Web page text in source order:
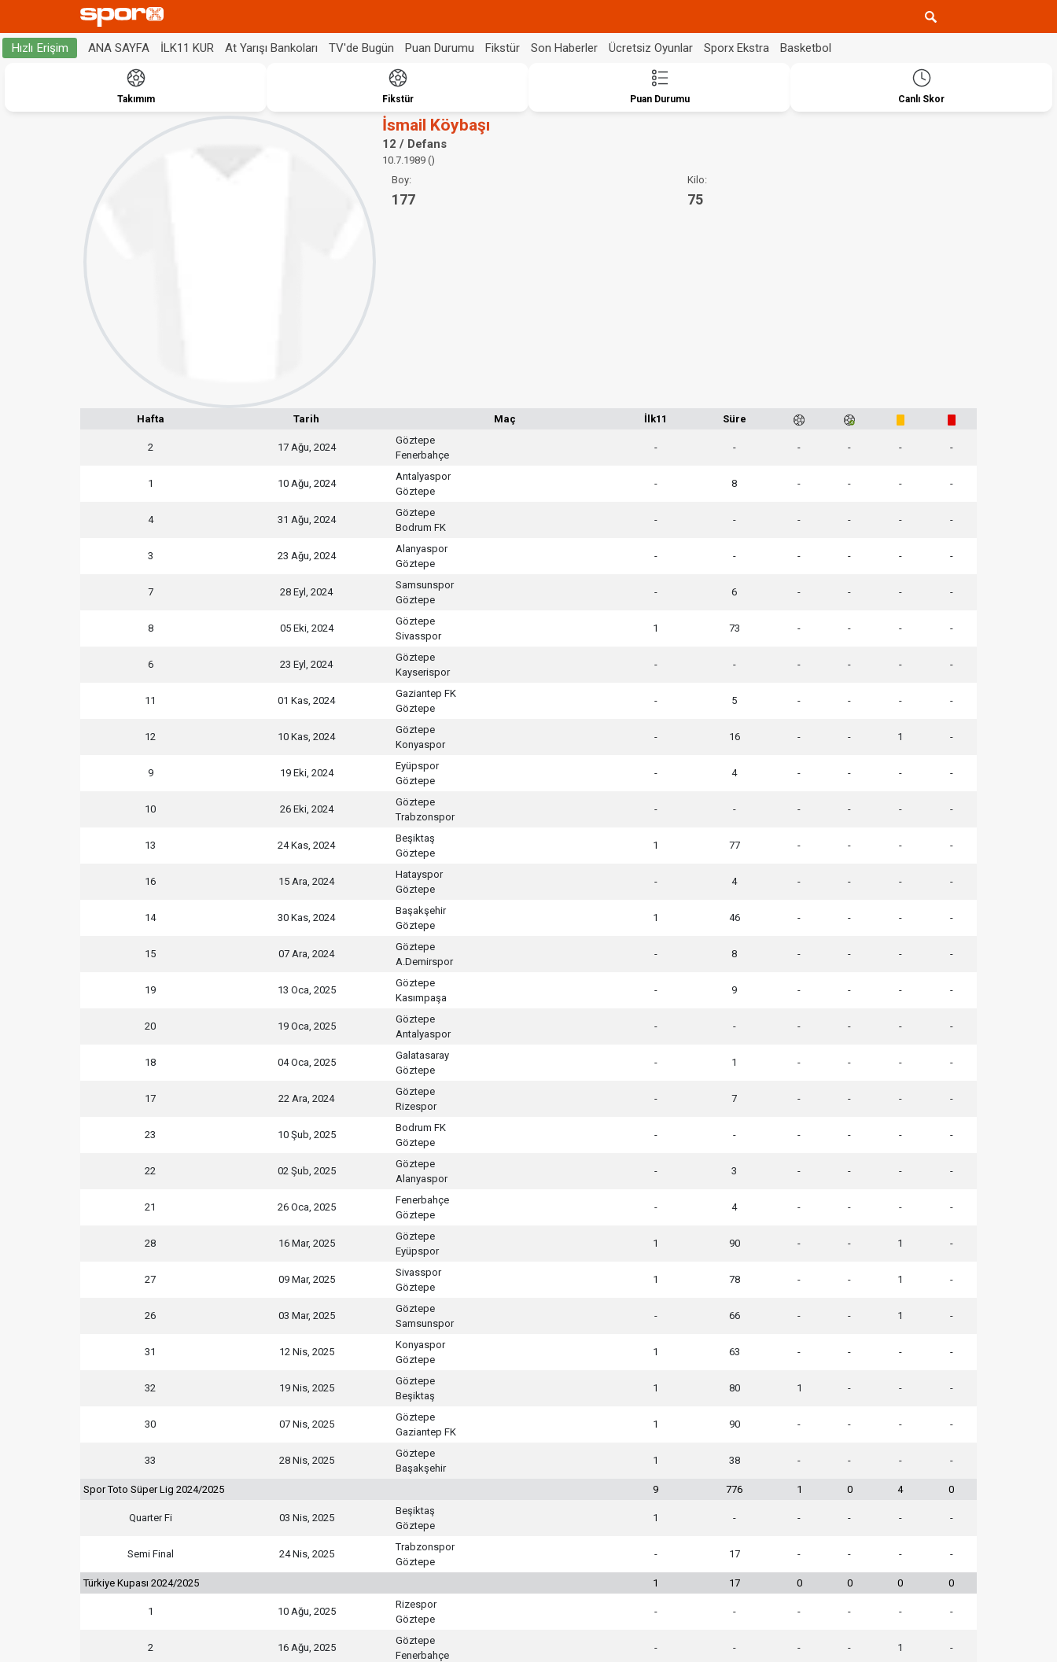
Hızlı Erişim ANA SAYFA İLK11 KUR At Yarışı Bankoları TV'de Bugün Puan Durumu Fikstür Son Haberler Ücretsiz Oyunlar Sporx Ekstra Basketbol
Takımım Fikstür Puan Durumu Canlı Skor
İsmail Köybaşı
12 / Defans
10.7.1989 ()
Boy:
177
Kilo:
75
Hafta Tarih Maç İlk11 Süre
2 17 Ağu, 2024
Göztepe
Fenerbahçe
- - - - - -
1 10 Ağu, 2024
Antalyaspor
Göztepe
- 8 - - - -
4 31 Ağu, 2024
Göztepe
Bodrum FK
- - - - - -
3 23 Ağu, 2024
Alanyaspor
Göztepe
- - - - - -
7 28 Eyl, 2024
Samsunspor
Göztepe
- 6 - - - -
8 05 Eki, 2024
Göztepe
Sivasspor
1 73 - - - -
6 23 Eyl, 2024
Göztepe
Kayserispor
- - - - - -
11 01 Kas, 2024
Gaziantep FK
Göztepe
- 5 - - - -
12 10 Kas, 2024
Göztepe
Konyaspor
- 16 - - 1 -
9 19 Eki, 2024
Eyüpspor
Göztepe
- 4 - - - -
10 26 Eki, 2024
Göztepe
Trabzonspor
- - - - - -
13 24 Kas, 2024
Beşiktaş
Göztepe
1 77 - - - -
16 15 Ara, 2024
Hatayspor
Göztepe
- 4 - - - -
14 30 Kas, 2024
Başakşehir
Göztepe
1 46 - - - -
15 07 Ara, 2024
Göztepe
A.Demirspor
- 8 - - - -
19 13 Oca, 2025
Göztepe
Kasımpaşa
- 9 - - - -
20 19 Oca, 2025
Göztepe
Antalyaspor
- - - - - -
18 04 Oca, 2025
Galatasaray
Göztepe
- 1 - - - -
17 22 Ara, 2024
Göztepe
Rizespor
- 7 - - - -
23 10 Şub, 2025
Bodrum FK
Göztepe
- - - - - -
22 02 Şub, 2025
Göztepe
Alanyaspor
- 3 - - - -
21 26 Oca, 2025
Fenerbahçe
Göztepe
- 4 - - - -
28 16 Mar, 2025
Göztepe
Eyüpspor
1 90 - - 1 -
27 09 Mar, 2025
Sivasspor
Göztepe
1 78 - - 1 -
26 03 Mar, 2025
Göztepe
Samsunspor
- 66 - - 1 -
31 12 Nis, 2025
Konyaspor
Göztepe
1 63 - - - -
32 19 Nis, 2025
Göztepe
Beşiktaş
1 80 1 - - -
30 07 Nis, 2025
Göztepe
Gaziantep FK
1 90 - - - -
33 28 Nis, 2025
Göztepe
Başakşehir
1 38 - - - -
Spor Toto Süper Lig 2024/2025 9 776 1 0 4 0
Quarter Fi 03 Nis, 2025
Beşiktaş
Göztepe
1 - - - - -
Semi Final 24 Nis, 2025
Trabzonspor
Göztepe
- 17 - - - -
Türkiye Kupası 2024/2025 1 17 0 0 0 0
1 10 Ağu, 2025
Rizespor
Göztepe
- - - - - -
2 16 Ağu, 2025
Göztepe
Fenerbahçe
- - - - 1 -